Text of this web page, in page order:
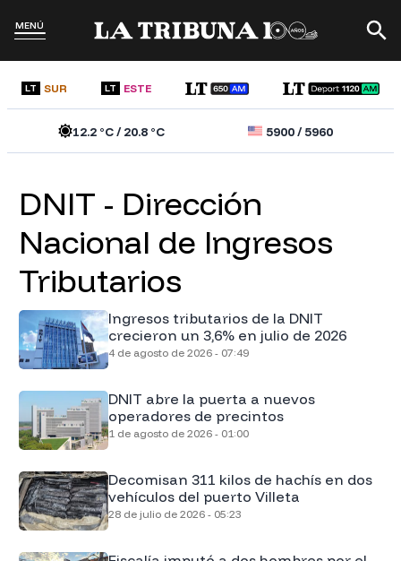
MENÚ
LT SUR LT ESTE
12.2°C /20.8°C 5900/5960
DNIT - Dirección
Nacional de Ingresos
Tributarios
Ingresos tributarios de la DNIT
crecieron un 3,6% en julio de 2026
4 de agosto de 2026 - 07:49
DNIT abre la puerta a nuevos
operadores de precintos
1 de agosto de 2026 - 01:00
Decomisan 311 kilos de hachís en dos
vehículos del puerto Villeta
28 de julio de 2026 - 05:23